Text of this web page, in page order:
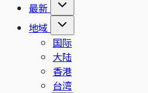
最新
地域
国际
大陆
香港
台湾